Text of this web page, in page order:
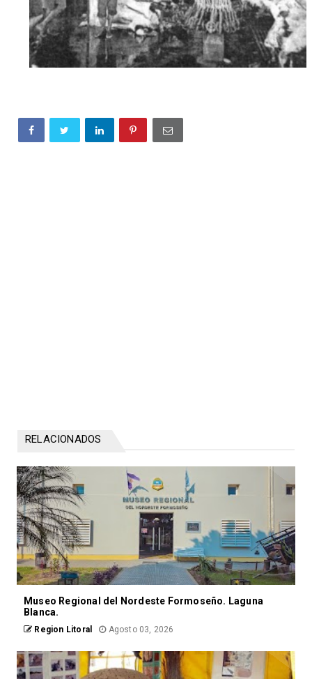
RELACIONADOS
Museo Regional del Nordeste Formoseño. Laguna
Blanca.
Region Litoral Agosto 03, 2026